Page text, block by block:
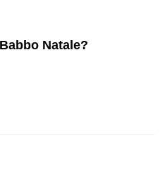
Natale?